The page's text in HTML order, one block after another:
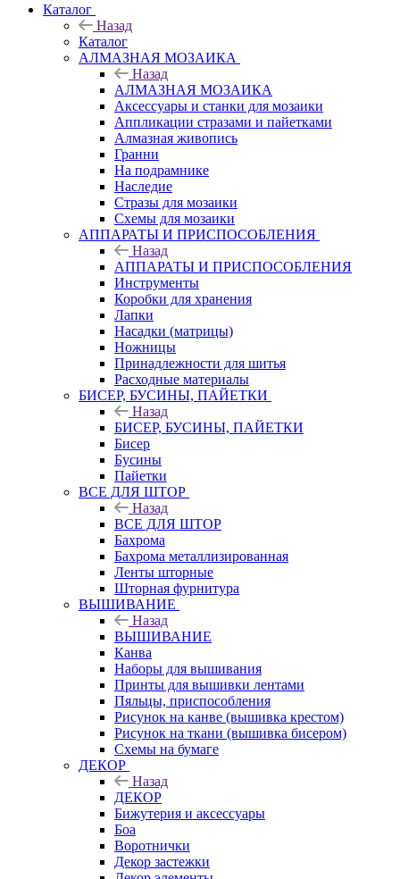
Каталог
Назад
Каталог
АЛМАЗНАЯ МОЗАИКА
Назад
АЛМАЗНАЯ МОЗАИКА
Аксессуары и станки для мозаики
Аппликации стразами и пайетками
Алмазная живопись
Гранни
На подрамнике
Наследие
Стразы для мозаики
Схемы для мозаики
АППАРАТЫ И ПРИСПОСОБЛЕНИЯ
Назад
АППАРАТЫ И ПРИСПОСОБЛЕНИЯ
Инструменты
Коробки для хранения
Лапки
Насадки (матрицы)
Ножницы
Принадлежности для шитья
Расходные материалы
БИСЕР, БУСИНЫ, ПАЙЕТКИ
Назад
БИСЕР, БУСИНЫ, ПАЙЕТКИ
Бисер
Бусины
Пайетки
ВСЕ ДЛЯ ШТОР
Назад
ВСЕ ДЛЯ ШТОР
Бахрома
Бахрома металлизированная
Ленты шторные
Шторная фурнитура
ВЫШИВАНИЕ
Назад
ВЫШИВАНИЕ
Канва
Наборы для вышивания
Принты для вышивки лентами
Пяльцы, приспособления
Рисунок на канве (вышивка крестом)
Рисунок на ткани (вышивка бисером)
Схемы на бумаге
ДЕКОР
Назад
ДЕКОР
Бижутерия и аксессуары
Боа
Воротнички
Декор застежки